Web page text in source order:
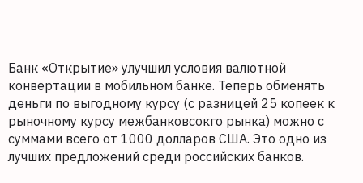
Банк «Открытие» улучшил условия валютной
конвертации в мобильном банке. Теперь обменять
деньги по выгодному курсу (с разницей 25 копеек к
рыночному курсу межбанковсокго рынка) можно с
суммами всего от 1000 долларов США. Это одно из
лучших предложений среди российских банков.